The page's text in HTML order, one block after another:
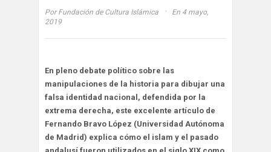
Por Fundación de Cultura Islámica ·
En 4 mayo,
2019
En pleno debate político sobre las
manipulaciones de la historia para dibujar una
falsa identidad nacional, defendida por la
extrema derecha, este excelente artículo de
Fernando Bravo López (Universidad Autónoma
de Madrid) explica cómo el islam y el pasado